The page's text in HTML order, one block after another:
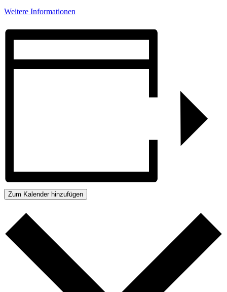
Weitere Informationen
Zum Kalender hinzufügen